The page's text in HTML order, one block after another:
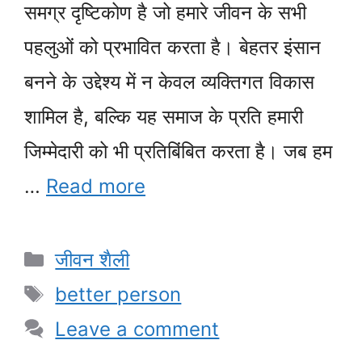
समग्र दृष्टिकोण है जो हमारे जीवन के सभी
पहलुओं को प्रभावित करता है। बेहतर इंसान
बनने के उद्देश्य में न केवल व्यक्तिगत विकास
शामिल है, बल्कि यह समाज के प्रति हमारी
जिम्मेदारी को भी प्रतिबिंबित करता है। जब हम
… Read more
Categories
जीवन शैली
Tags
better person
Leave a comment